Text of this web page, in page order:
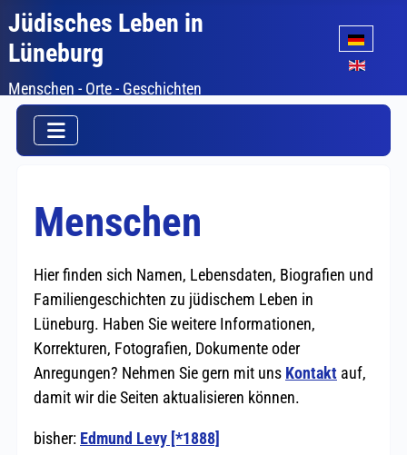
Jüdisches Leben in
Lüneburg
Menschen - Orte - Geschichten
Sprache